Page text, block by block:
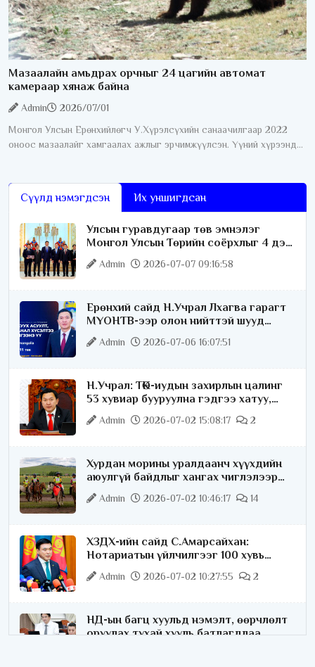
Мазаалайн амьдрах орчныг 24 цагийн автомат
камераар хянаж байна
Admin
2026/07/01
Монгол Улсын Ерөнхийлөгч У.Хүрэлсүхийн санаачилгаар 2022
оноос мазаалайг хамгаалах ажлыг эрчимжүүлсэн. Үүний хүрээнд
Сүүлд нэмэгдсэн Их уншигдсан
Улсын гуравдугаар төв эмнэлэг
Монгол Улсын Төрийн соёрхлыг 4 дэх
Admin 2026-07-07 09:16:58
Ерөнхий сайд Н.Учрал Лхагва гарагт
МҮОНТВ-ээр олон нийттэй шууд
Admin 2026-07-06 16:07:51
Н.Учрал: ТӨК-иудын захирлын цалинг
53 хувиар бууруулна гэдгээ хатуу,
Admin 2026-07-02 15:08:17 2
Хурдан морины уралдаанч хүүхдийн
аюулгүй байдлыг хангах чиглэлээр
Admin 2026-07-02 10:46:17 14
ХЗДХ-ийн сайд С.Амарсайхан:
Нотариатын үйлчилгээг 100 хувь
Admin 2026-07-02 10:27:55 2
НД-ын багц хуульд нэмэлт, өөрчлөлт
оруулах тухай хууль батлагдлаа